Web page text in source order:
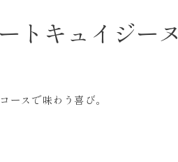
トキュイジーヌ
スで味わう喜び。